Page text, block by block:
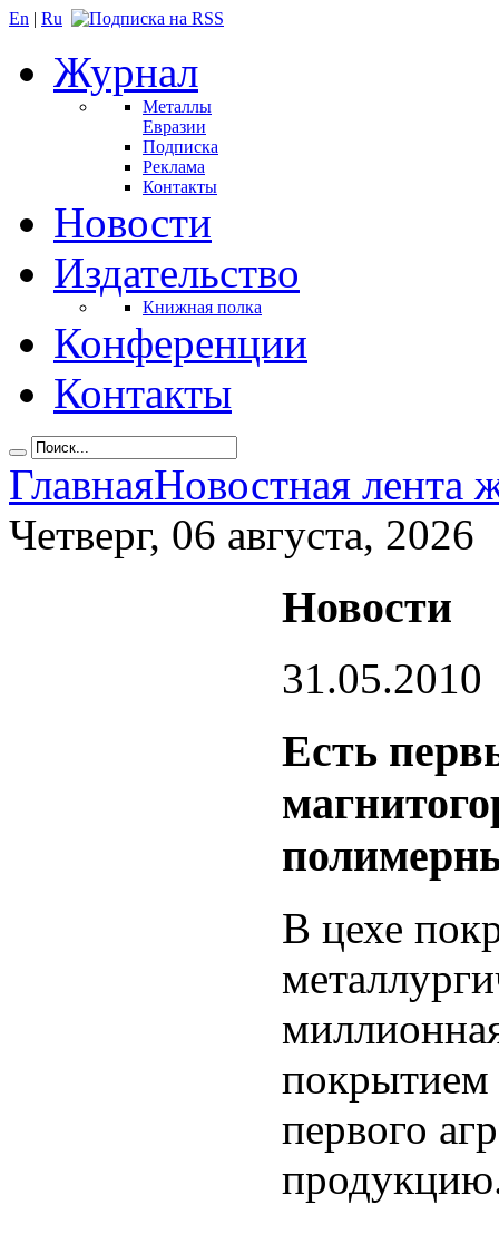
En | Ru
Журнал
Металлы
Евразии
Подписка
Реклама
Контакты
Новости
Издательство
Книжная полка
Конференции
Контакты
ГлавнаяНовостная лента
Четверг, 06 августа, 2026
Новости
31.05.2010
Есть
В цехе
покрытием
первого